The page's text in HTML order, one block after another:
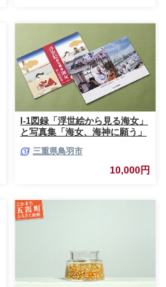
I-1図録「浮世絵から見る海女」
と写真集「海女、海神に願う」
三重県鳥羽市
10,000円